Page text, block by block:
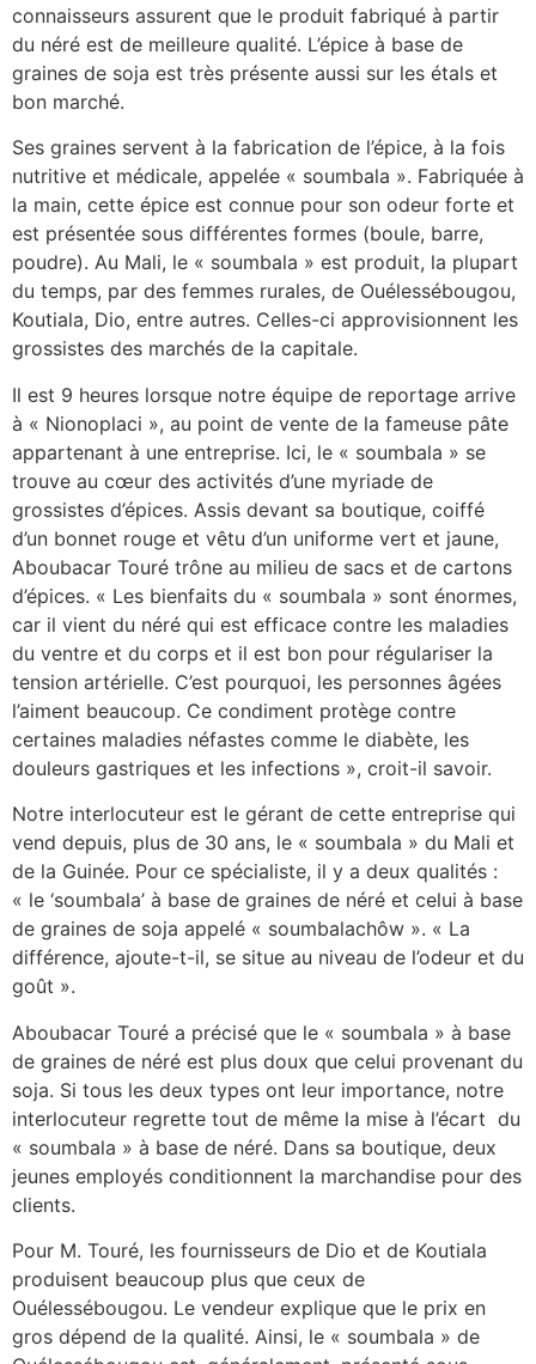
connaisseurs assurent que le produit fabriqué à partir
du néré est de meilleure qualité. L’épice à base de
graines de soja est très présente aussi sur les étals et
bon marché.
Ses graines servent à la fabrication de l’épice, à la fois
nutritive et médicale, appelée « soumbala ». Fabriquée à
la main, cette épice est connue pour son odeur forte et
est présentée sous différentes formes (boule, barre,
poudre). Au Mali, le « soumbala » est produit, la plupart
du temps, par des femmes rurales, de Ouélessébougou,
Koutiala, Dio, entre autres. Celles-ci approvisionnent les
grossistes des marchés de la capitale.
Il est 9 heures lorsque notre équipe de reportage arrive
à « Nionoplaci », au point de vente de la fameuse pâte
appartenant à une entreprise. Ici, le « soumbala » se
trouve au cœur des activités d’une myriade de
grossistes d’épices. Assis devant sa boutique, coiffé
d’un bonnet rouge et vêtu d’un uniforme vert et jaune,
Aboubacar Touré trône au milieu de sacs et de cartons
d’épices. « Les bienfaits du « soumbala » sont énormes,
car il vient du néré qui est efficace contre les maladies
du ventre et du corps et il est bon pour régulariser la
tension artérielle. C’est pourquoi, les personnes âgées
l’aiment beaucoup. Ce condiment protège contre
certaines maladies néfastes comme le diabète, les
douleurs gastriques et les infections », croit-il savoir.
Notre interlocuteur est le gérant de cette entreprise qui
vend depuis, plus de 30 ans, le « soumbala » du Mali et
de la Guinée. Pour ce spécialiste, il y a deux qualités :
« le ‘soumbala’ à base de graines de néré et celui à base
de graines de soja appelé « soumbalachôw ». « La
différence, ajoute-t-il, se situe au niveau de l’odeur et du
goût ».
Aboubacar Touré a précisé que le « soumbala » à base
de graines de néré est plus doux que celui provenant du
soja. Si tous les deux types ont leur importance, notre
interlocuteur regrette tout de même la mise à l’écart du
« soumbala » à base de néré. Dans sa boutique, deux
jeunes employés conditionnent la marchandise pour des
clients.
Pour M. Touré, les fournisseurs de Dio et de Koutiala
produisent beaucoup plus que ceux de
Ouélessébougou. Le vendeur explique que le prix en
gros dépend de la qualité. Ainsi, le « soumbala » de